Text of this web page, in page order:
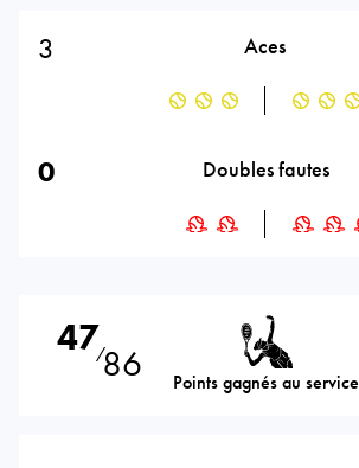
3 Aces
0 Doubles fautes
47⁄86 Points gagnés au service